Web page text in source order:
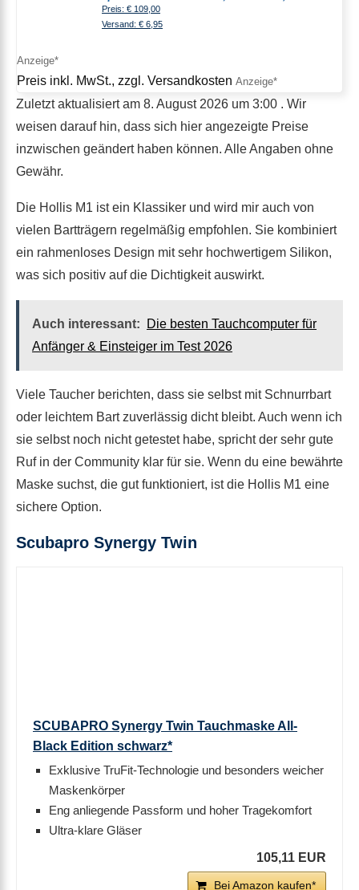
Preis: € 109,00
Versand: € 6,95
Preis inkl. MwSt., zzgl. Versandkosten
Zuletzt aktualisiert am 8. August 2026 um 3:00 . Wir
weisen darauf hin, dass sich hier angezeigte Preise
inzwischen geändert haben können. Alle Angaben ohne
Gewähr.
Die Hollis M1 ist ein Klassiker und wird mir auch von
vielen Bartträgern regelmäßig empfohlen. Sie kombiniert
ein rahmenloses Design mit sehr hochwertigem Silikon,
was sich positiv auf die Dichtigkeit auswirkt.
Auch interessant:
Die besten Tauchcomputer für
Anfänger & Einsteiger im Test 2026
Viele Taucher berichten, dass sie selbst mit Schnurrbart
oder leichtem Bart zuverlässig dicht bleibt. Auch wenn ich
sie selbst noch nicht getestet habe, spricht der sehr gute
Ruf in der Community klar für sie. Wenn du eine bewährte
Maske suchst, die gut funktioniert, ist die Hollis M1 eine
sichere Option.
Scubapro Synergy Twin
SCUBAPRO Synergy Twin Tauchmaske All-
Black Edition schwarz*
Exklusive TruFit-Technologie und besonders weicher
Maskenkörper
Eng anliegende Passform und hoher Tragekomfort
Ultra-klare Gläser
105,11 EUR
Bei Amazon kaufen*